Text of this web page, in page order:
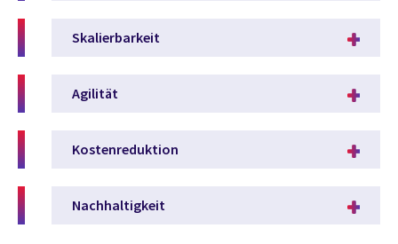
Skalierbarkeit
Agilität
Kostenreduktion
Nachhaltigkeit